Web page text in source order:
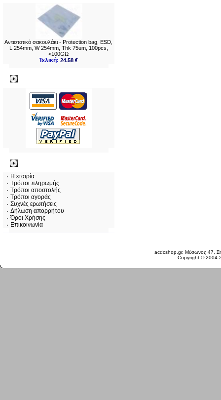
Αντιστατικό σακουλάκι - Protection bag, ESD,
L 254mm, W 254mm, Thk 75um, 100pcs,
<100GΩ
Τελική:24.58 €
Η εταιρία
Τρόποι πληρωμής
Τρόποι αποστολής
Τρόποι αγοράς
Συχνές ερωτήσεις
Δήλωση απορρήτου
Όροι Χρήσης
Επικοινωνία
acdcshop.gr, Μύσωνος 47,
Copyright ©